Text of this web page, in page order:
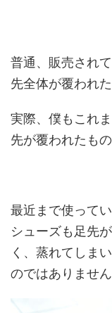
普通、販売され
先全体が覆われ
実際、僕もこれ
先が覆われたも
最近まで使って
シューズも足先
く、蒸れてしま
のではありません